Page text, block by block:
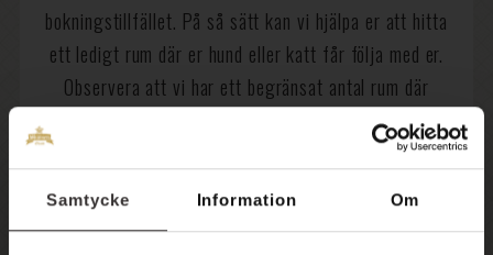
Samtycke Information Om
bokningstillfället. På så sätt kan vi hjälpa er att hitta
ett ledigt rum där er hund eller katt får följa med er.
Observera att vi har ett begränsat antal rum där
husdjur är tillåtna i varje rumskategori, så det är bra
Vi ser fram emot att välkomna både er och era
pälsklingar till oss!